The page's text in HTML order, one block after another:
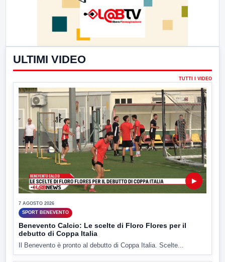
ULTIMI VIDEO
TUTTI I VIDEO
▶
7 AGOSTO 2026
SPORT BENEVENTO
Benevento Calcio: Le scelte di Floro Flores per il
debutto di Coppa Italia
Il Benevento è pronto al debutto di Coppa Italia. Scelte...